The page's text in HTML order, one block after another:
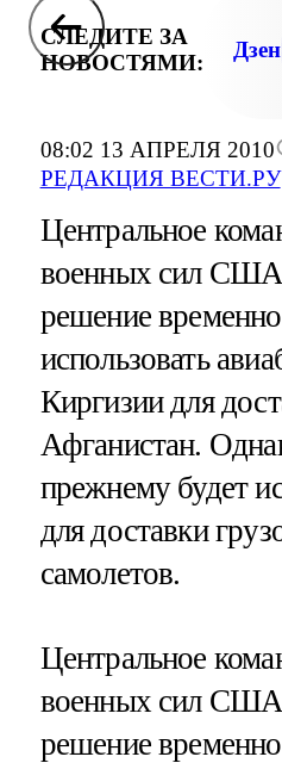
08:02 13 АПРЕЛЯ 2010
РЕДАКЦИЯ ВЕСТИ.РУ
СЛЕДИТЕ ЗА
НОВОСТЯМИ:
Дзен
Центральное
военных сил США
решение
использовать
Киргизии для
Афганистан.
прежнему будет
для доставки
самолетов.
Центральное
военных сил США
решение